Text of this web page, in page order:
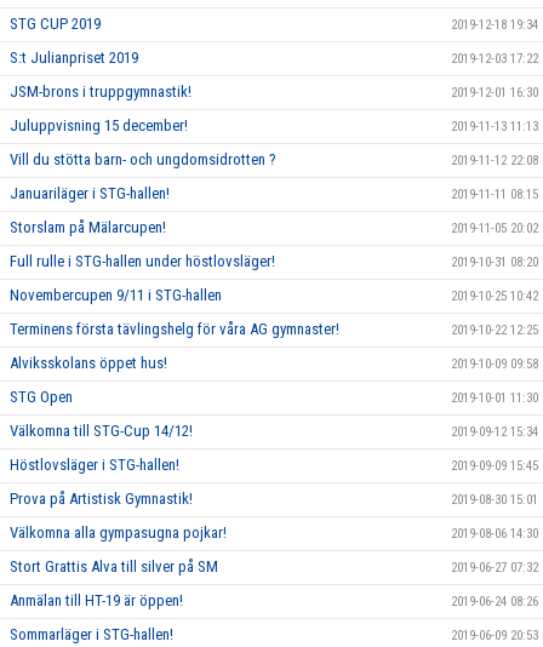
STG CUP 2019 2019-12-18 19:34
S:t Julianpriset 2019 2019-12-03 17:22
JSM-brons i truppgymnastik! 2019-12-01 16:30
Juluppvisning 15 december! 2019-11-13 11:13
Vill du stötta barn- och ungdomsidrotten ? 2019-11-12 22:08
Januariläger i STG-hallen! 2019-11-11 08:15
Storslam på Mälarcupen! 2019-11-05 20:02
Full rulle i STG-hallen under höstlovsläger! 2019-10-31 08:20
Novembercupen 9/11 i STG-hallen 2019-10-25 10:42
Terminens första tävlingshelg för våra AG gymnaster! 2019-10-22 12:25
Alviksskolans öppet hus! 2019-10-09 09:58
STG Open 2019-10-01 11:30
Välkomna till STG-Cup 14/12! 2019-09-12 15:34
Höstlovsläger i STG-hallen! 2019-09-09 15:45
Prova på Artistisk Gymnastik! 2019-08-30 15:01
Välkomna alla gympasugna pojkar! 2019-08-06 14:30
Stort Grattis Alva till silver på SM 2019-06-27 07:32
Anmälan till HT-19 är öppen! 2019-06-24 08:26
Sommarläger i STG-hallen! 2019-06-09 20:53